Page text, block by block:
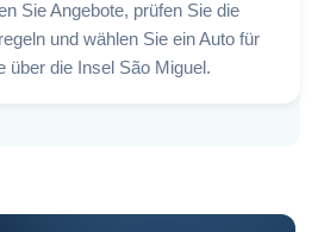
Sie Angebote, prüfen Sie die
und wählen Sie ein Auto für
über die Insel São Miguel.